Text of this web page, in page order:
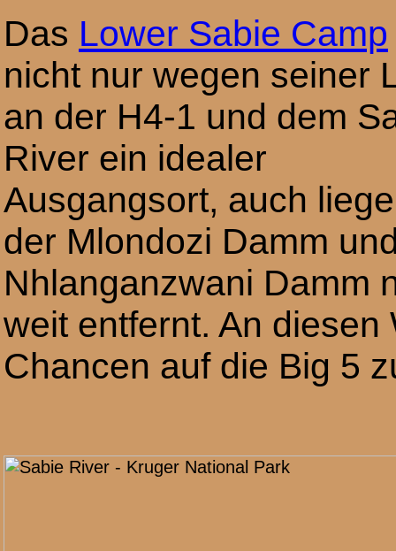
Das Lower Sabie Camp
nicht nur wegen seiner
an der H4-1 und dem
River ein idealer
Ausgangsort, auch
der Mlondozi Damm
Nhlanganzwani Damm
weit entfernt. An
Chancen auf die Big 5